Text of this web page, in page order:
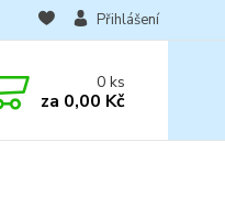
Přihlášení
0ks
za 0,00 Kč